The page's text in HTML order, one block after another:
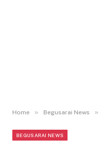
Home » Begusarai News »
BEGUSARAI NEWS